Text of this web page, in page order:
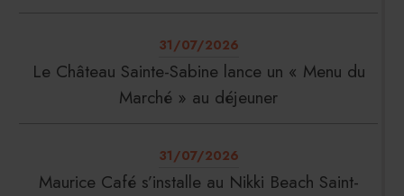
31/07/2026
Le Château Sainte-Sabine lance un « Menu du
Marché » au déjeuner
31/07/2026
Maurice Café s’installe au Nikki Beach Saint-